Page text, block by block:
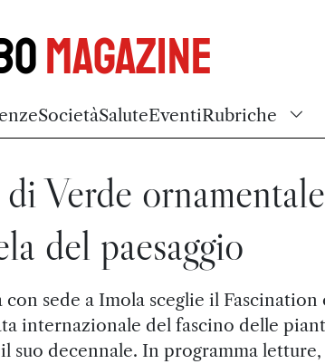
Magazine
SocietàSaluteEventiRubriche
Verde
del paesaggio
sede a Imola sceglie il Fascination
internazionale del fascino delle
suo decennale. In programma letture,